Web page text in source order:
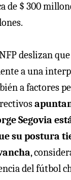
de $ 300
deslizan
a una
a factores
Segovia
su postura
,
del fútbol